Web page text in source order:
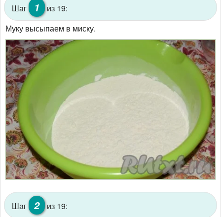
Шаг 1
из 19:
Муку высыпаем в миску.
Шаг 2
из 19: